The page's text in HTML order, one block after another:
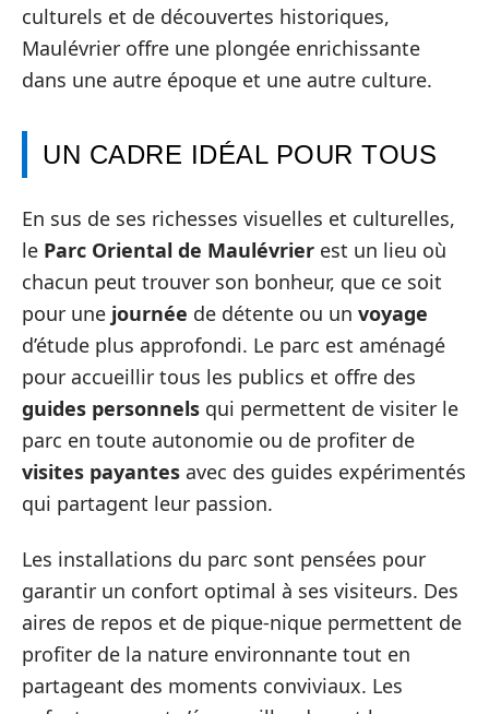
culturels et de découvertes historiques,
Maulévrier offre une plongée enrichissante
dans une autre époque et une autre culture.
UN CADRE IDÉAL POUR TOUS
En sus de ses richesses visuelles et culturelles,
le Parc Oriental de Maulévrier est un lieu où
chacun peut trouver son bonheur, que ce soit
pour une journée de détente ou un voyage
d’étude plus approfondi. Le parc est aménagé
pour accueillir tous les publics et offre des
guides personnels qui permettent de visiter le
parc en toute autonomie ou de profiter de
visites payantes avec des guides expérimentés
qui partagent leur passion.
Les installations du parc sont pensées pour
garantir un confort optimal à ses visiteurs. Des
aires de repos et de pique-nique permettent de
profiter de la nature environnante tout en
partageant des moments conviviaux. Les